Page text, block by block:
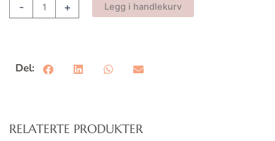
- + Legg i handlekurv
Del:
RELATERTE PRODUKTER